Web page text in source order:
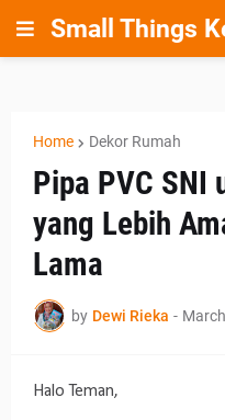
Small Things
Home Dekor Rumah
Pipa PVC SNI
yang Lebih
Lama
by Dewi Rieka -
Halo Teman,